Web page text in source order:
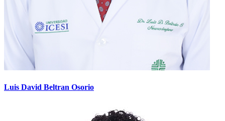
Luis David Beltran Osorio